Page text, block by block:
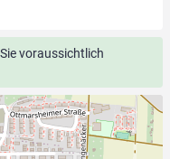
voraussichtlich